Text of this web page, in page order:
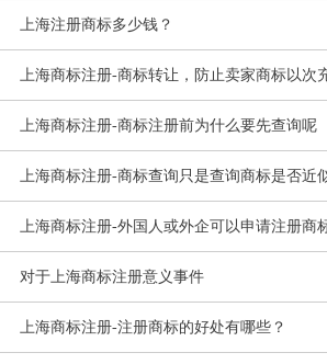
上海注册商标多少钱？
上海商标注册-商标转让，防止卖家商标以次
上海商标注册-商标注册前为什么要先查询呢
上海商标注册-商标查询只是查询商标是否近
上海商标注册-外国人或外企可以申请注册商
对于上海商标注册意义事件
上海商标注册-注册商标的好处有哪些？